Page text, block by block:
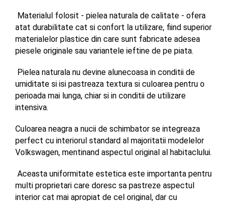
Materialul folosit - pielea naturala de calitate - ofera
atat durabilitate cat si confort la utilizare, fiind superior
materialelor plastice din care sunt fabricate adesea
piesele originale sau variantele ieftine de pe piata.
Pielea naturala nu devine alunecoasa in conditii de
umiditate si isi pastreaza textura si culoarea pentru o
perioada mai lunga, chiar si in conditii de utilizare
intensiva.
Culoarea neagra a nucii de schimbator se integreaza
perfect cu interiorul standard al majoritatii modelelor
Volkswagen, mentinand aspectul original al habitaclului.
Aceasta uniformitate estetica este importanta pentru
multi proprietari care doresc sa pastreze aspectul
interior cat mai apropiat de cel original, dar cu